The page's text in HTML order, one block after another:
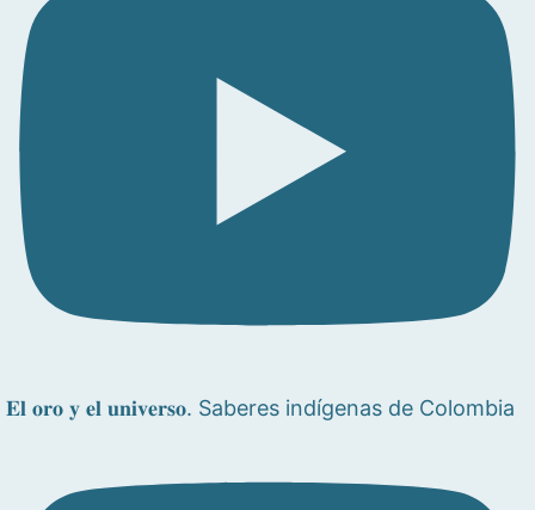
𝐄𝐥 𝐨𝐫𝐨 𝐲 𝐞𝐥 𝐮𝐧𝐢𝐯𝐞𝐫𝐬𝐨. Saberes indígenas de Colombia